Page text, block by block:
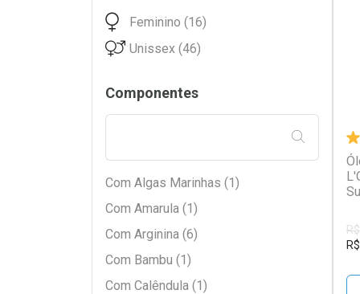
R$
Feminino (16)
Unissex (46)
Componentes
FILTRAR
Com Algas Marinhas (1)
Com Amarula (1)
Com Arginina (6)
Com Bambu (1)
Com Calêndula (1)